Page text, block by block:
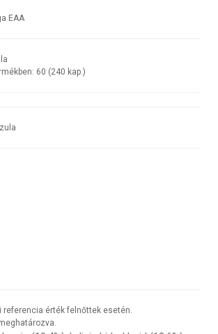
EAA
60 (240 kap.)
referencia érték felnőttek esetén.